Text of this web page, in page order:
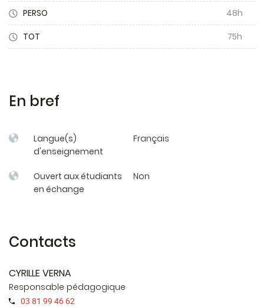
PERSO
48h
TOT
75h
En bref
Langue(s)
d'enseignement
Français
Ouvert aux étudiants
en échange
Non
Contacts
CYRILLE VERNA
Responsable pédagogique
03 81 99 46 62